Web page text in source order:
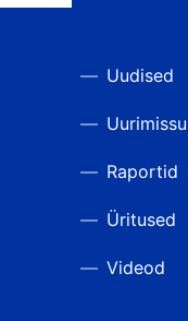
Uudised
Raportid
Üritused
Videod